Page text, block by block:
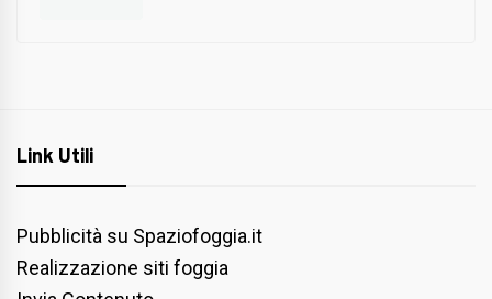
Link Utili
Pubblicità su Spaziofoggia.it
Realizzazione siti foggia